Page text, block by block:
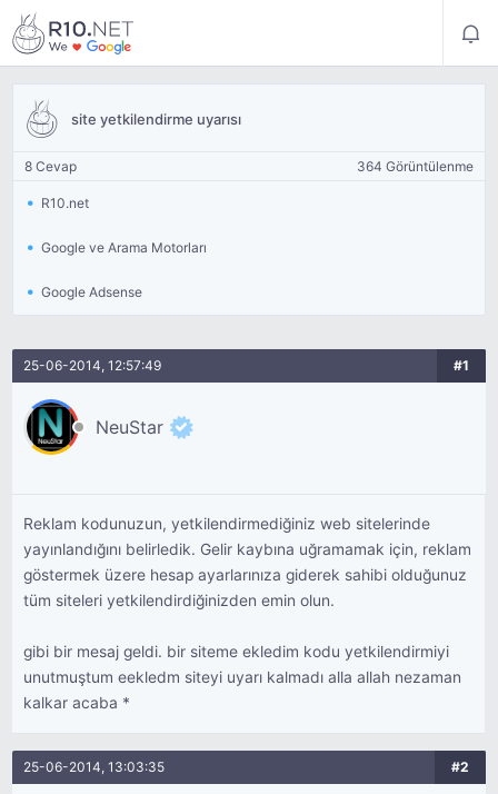
site yetkilendirme uyarısı
8 Cevap 364 Görüntülenme
R10.net
Google ve Arama Motorları
Google Adsense
25-06-2014, 12:57:49 #1
NeuStar
Reklam kodunuzun, yetkilendirmediğiniz web sitelerinde
yayınlandığını belirledik. Gelir kaybına uğramamak için, reklam
göstermek üzere hesap ayarlarınıza giderek sahibi olduğunuz
tüm siteleri yetkilendirdiğinizden emin olun.
gibi bir mesaj geldi. bir siteme ekledim kodu yetkilendirmiyi
unutmuştum eekledm siteyi uyarı kalmadı alla allah nezaman
kalkar acaba *
25-06-2014, 13:03:35 #2